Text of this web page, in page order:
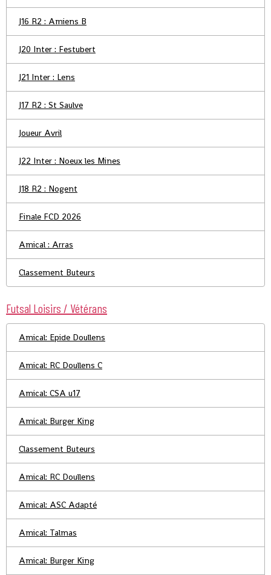
J16 R2 : Amiens B
J20 Inter : Festubert
J21 Inter : Lens
J17 R2 : St Saulve
Joueur Avril
J22 Inter : Noeux les Mines
J18 R2 : Nogent
Finale FCD 2026
Amical : Arras
Classement Buteurs
Futsal Loisirs / Vétérans
Amical: Epide Doullens
Amical: RC Doullens C
Amical: CSA u17
Amical: Burger King
Classement Buteurs
Amical: RC Doullens
Amical: ASC Adapté
Amical: Talmas
Amical: Burger King